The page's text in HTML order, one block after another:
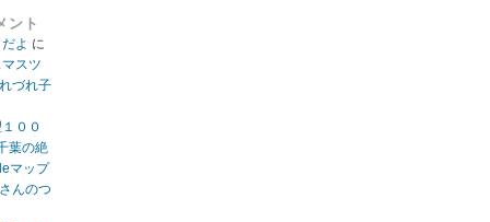
ント
よ に
スツ
づれ子
００
葉の絶
マップ
んのつ